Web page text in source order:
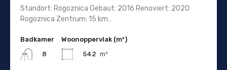
Standort: Rogoznica Gebaut: 2016 Renoviert: 2020
Rogoznica Zentrum: 15 km…
Badkamer
8
Woonoppervlak (m²)
542 m²